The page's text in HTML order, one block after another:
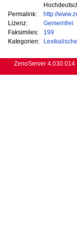
Permalink:
http://
Lizenz:
Gemeinfrei
Faksimiles:
199
Kategorien:
ZenoServer 4.030.014